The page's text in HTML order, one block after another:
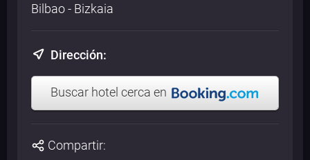
Bilbao - Bizkaia
Dirección:
Buscar hotel cerca en
Compartir: